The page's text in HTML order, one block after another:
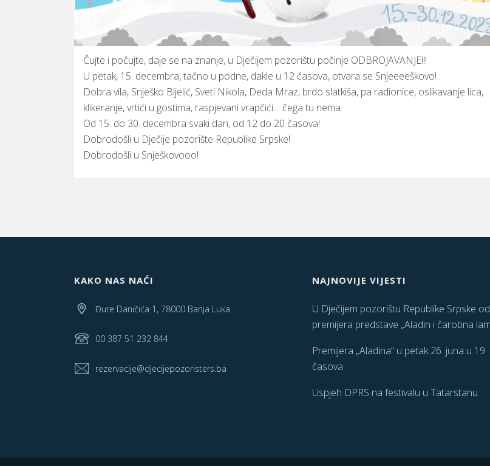
Čujte i počujte, daje se na znanje, u Dječijem pozorištu počinje ODBROJAVANJE!!!
U petak, 15. decembra, tačno u podne, dakle u 12 časova, otvara se Snjeeeeškovo!
Dobra vila, Snješko Bijelić, Sveti Nikola, Deda Mraz, brdo slatkiša, pa radionice, oslikavanje lica,
klikeranje, vrtići u gostima, raspjevani vrapčići… čega tu nema.
Od 15. do 30. decembra svaki dan, od 12 do 20 časova!
Dobrodošli u Dječije pozorište Republike Srpske!
Dobrodošli u Snješkovooo!
KAKO NAS NAĆI
Đure Daničića 1, 78000 Banja Luka
00 387 51 232 844
rezervacije@djecijepozoristers.ba
NAJNOVIJE VIJESTI
U Dječijem pozorištu Republike Srpske
premijera predstave „Aladin i čarobna
Premijera „Aladina“ u petak 26. juna u 19
časova
Uspjeh DPRS na festivalu u Tatarstanu